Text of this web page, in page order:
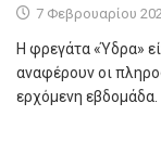
7 Φεβρουαρίου
Η φρεγάτα «Ύδρα»
αναφέρουν οι
ερχόμενη εβδομάδα.